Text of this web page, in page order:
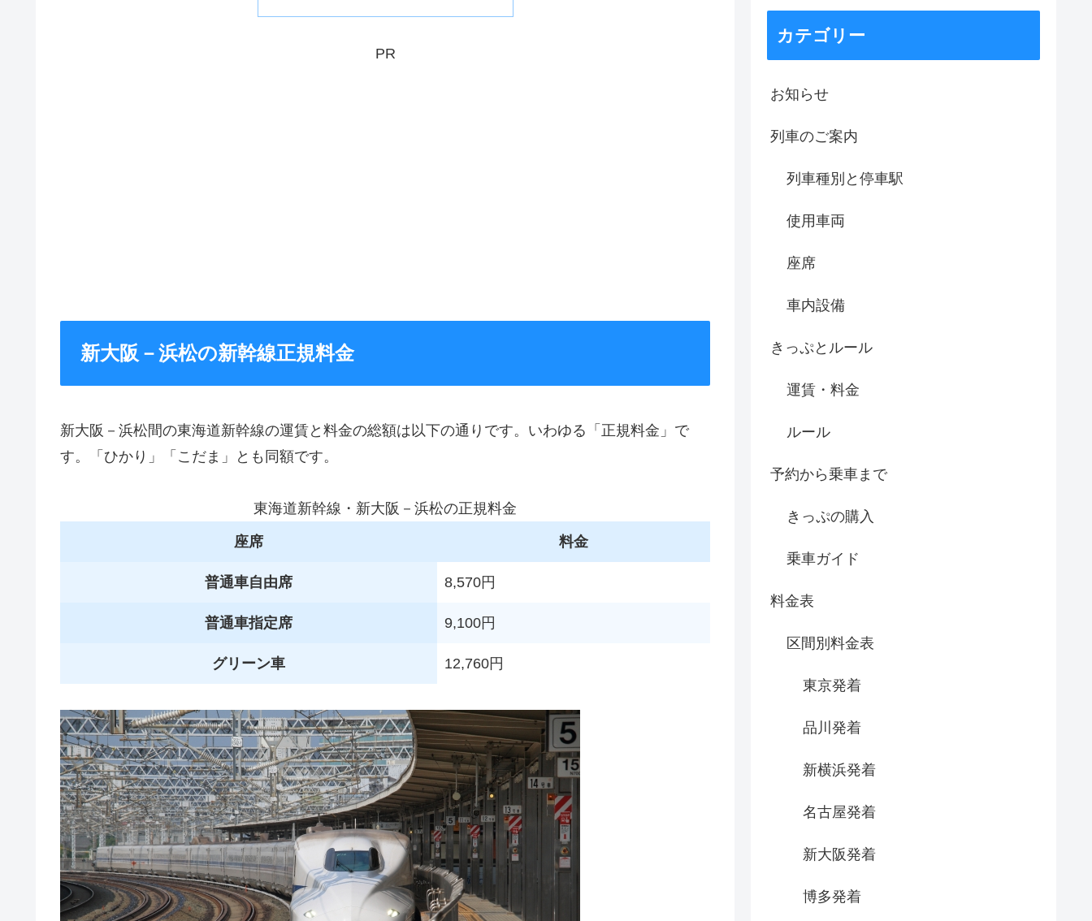
PR
新大阪－浜松の新幹線正規料金
新大阪－浜松間の東海道新幹線の運賃と料金の総額は以下の通りです。いわゆる「正規料金」で
す。「ひかり」「こだま」とも同額です。
東海道新幹線・新大阪－浜松の正規料金
座席 料金
普通車自由席 8,570円
普通車指定席 9,100円
グリーン車 12,760円
カテゴリー
お知らせ
列車のご案内
列車種別と停車駅
使用車両
座席
車内設備
きっぷとルール
運賃・料金
ルール
予約から乗車まで
きっぷの購入
乗車ガイド
料金表
区間別料金表
東京発着
品川発着
新横浜発着
名古屋発着
新大阪発着
博多発着